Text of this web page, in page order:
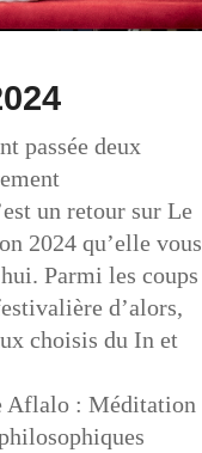
passée deux
un retour sur Le
2024 qu’elle vous
Parmi les coups
d’alors,
choisis du In et
Aflalo : Méditation